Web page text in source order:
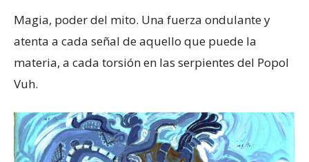
Magia, poder del mito. Una fuerza ondulante y
atenta a cada señal de aquello que puede la
materia, a cada torsión en las serpientes del Popol
Vuh.